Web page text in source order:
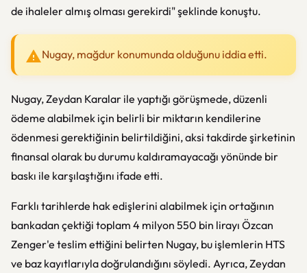
de ihaleler almış olması gerekirdi" şeklinde konuştu.
Nugay, mağdur konumunda olduğunu iddia etti.
Nugay, Zeydan Karalar ile yaptığı görüşmede, düzenli
ödeme alabilmek için belirli bir miktarın kendilerine
ödenmesi gerektiğinin belirtildiğini, aksi takdirde şirketinin
finansal olarak bu durumu kaldıramayacağı yönünde bir
baskı ile karşılaştığını ifade etti.
Farklı tarihlerde hak edişlerini alabilmek için ortağının
bankadan çektiği toplam 4 milyon 550 bin lirayı Özcan
Zenger'e teslim ettiğini belirten Nugay, bu işlemlerin HTS
ve baz kayıtlarıyla doğrulandığını söyledi. Ayrıca, Zeydan